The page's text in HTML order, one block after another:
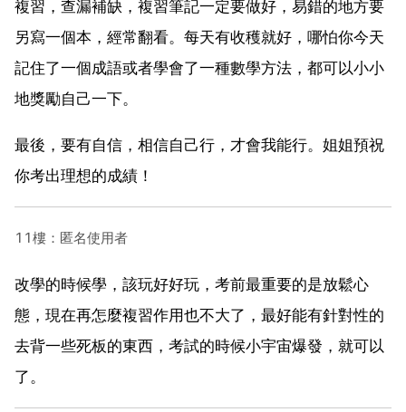
複習，查漏補缺，複習筆記一定要做好，易錯的地方要
另寫一個本，經常翻看。每天有收穫就好，哪怕你今天
記住了一個成語或者學會了一種數學方法，都可以小小
地獎勵自己一下。
最後，要有自信，相信自己行，才會我能行。姐姐預祝
你考出理想的成績！
11樓：匿名使用者
改學的時候學，該玩好好玩，考前最重要的是放鬆心
態，現在再怎麼複習作用也不大了，最好能有針對性的
去背一些死板的東西，考試的時候小宇宙爆發，就可以
了。